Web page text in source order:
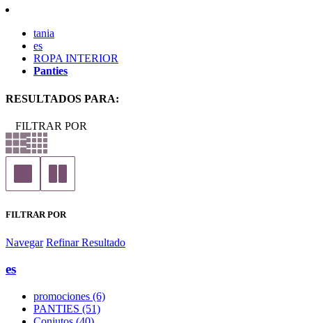
tania
es
ROPA INTERIOR
Panties
RESULTADOS PARA:
FILTRAR POR
FILTRAR POR
Navegar Refinar Resultado
es
promociones (6)
PANTIES (51)